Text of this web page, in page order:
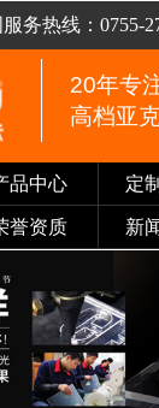
务热线： 0755-
20年专
高档亚
品中心 定
誉资质 新